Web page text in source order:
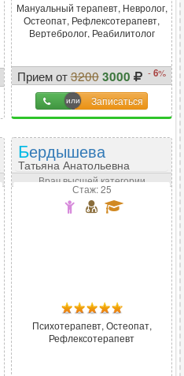
Мануальный терапевт, Невролог,
Остеопат, Рефлексотерапевт,
Вертебролог, Реабилитолог
Прием от3200 3000 -6%
Записаться
Бердышева
Татьяна Анатольевна
Врач высшей категории
Стаж: 25
Психотерапевт, Остеопат,
Рефлексотерапевт